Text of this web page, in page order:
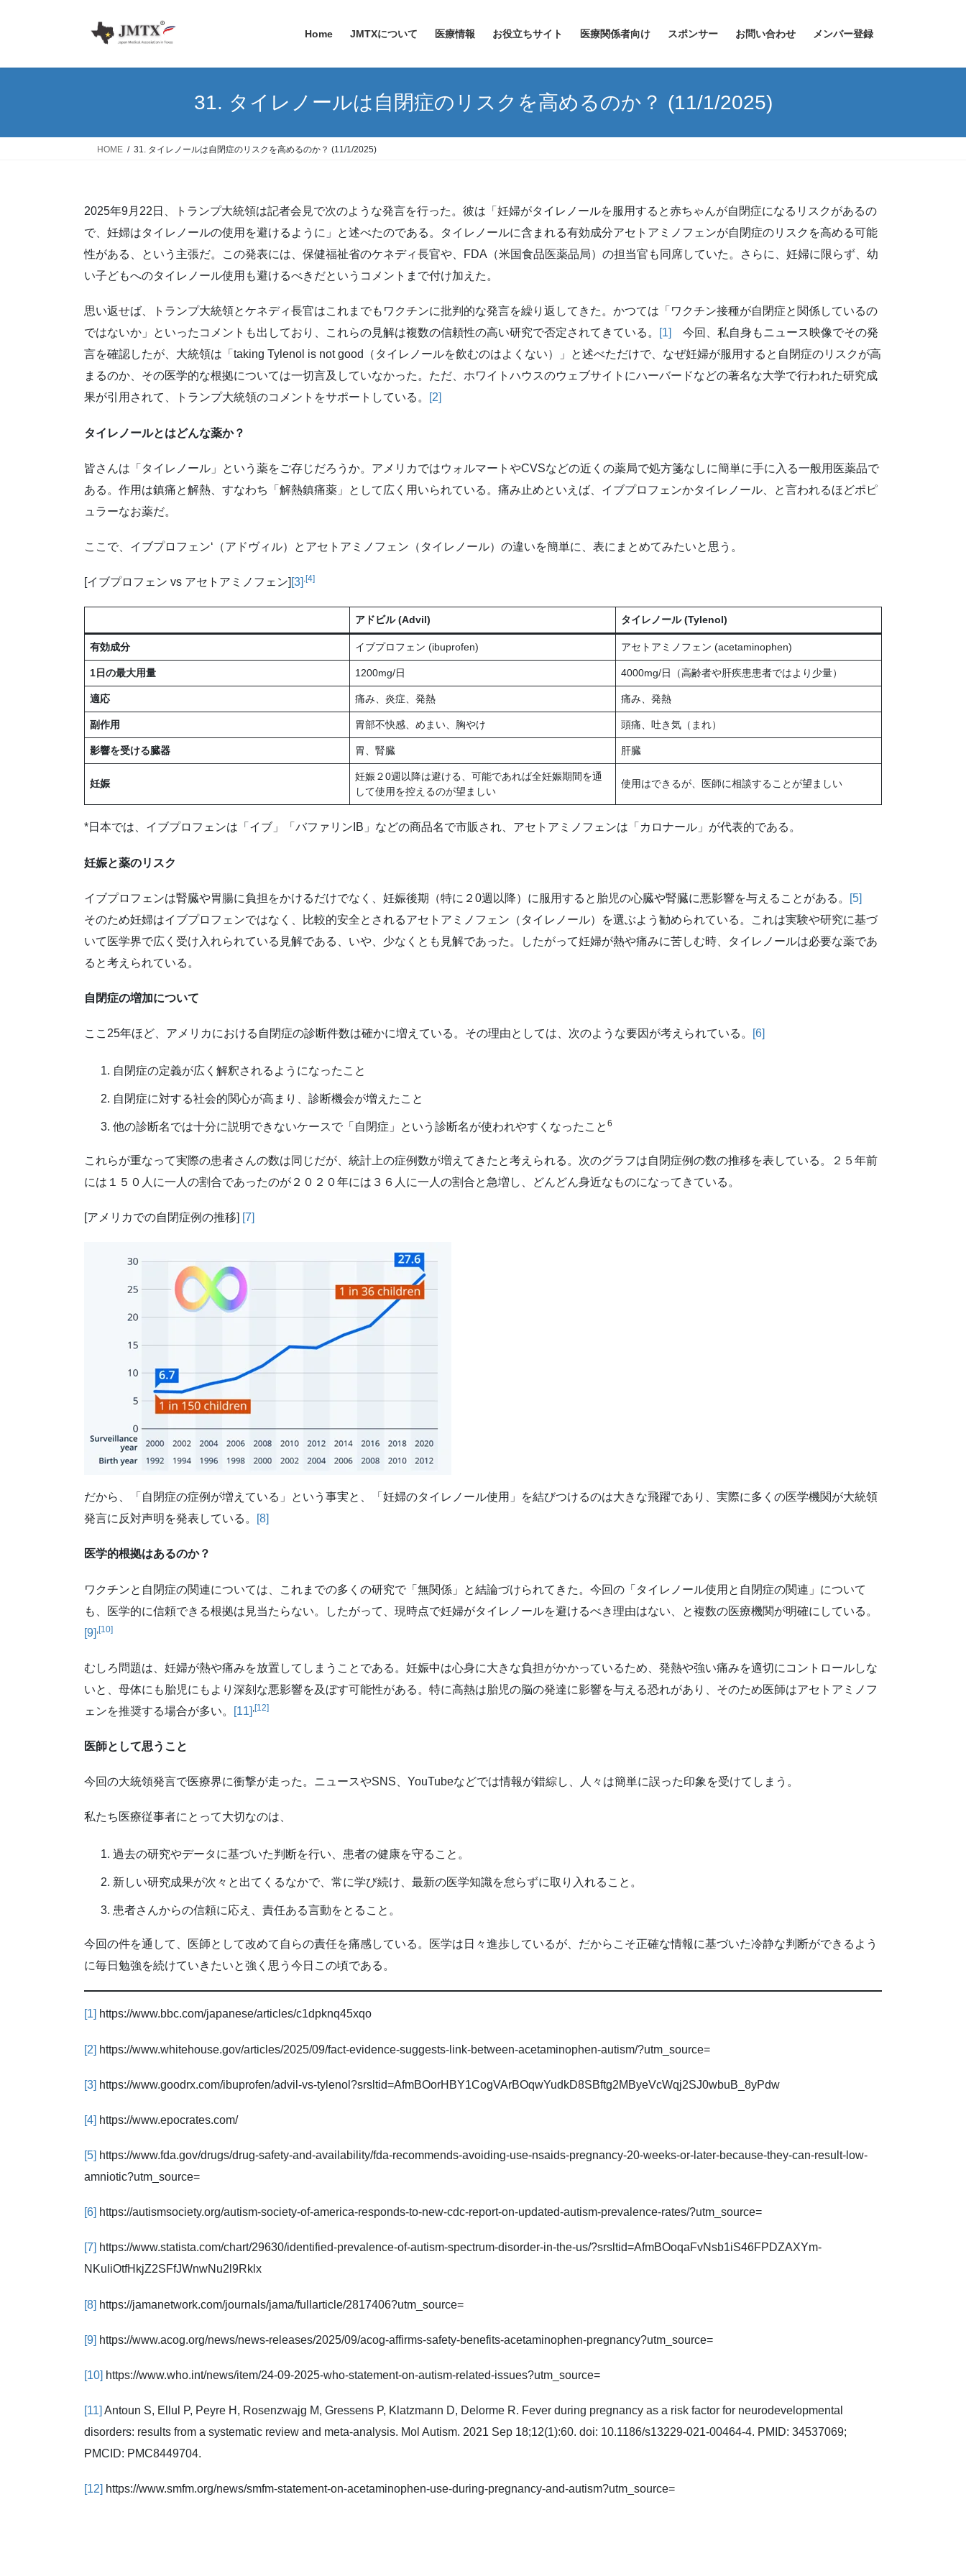
Home JMTXについて 医療情報 お役立ちサイト 医療関係者向け スポンサー お問い合わせ メンバー登録
31. タイレノールは自閉症のリスクを高めるのか？ (11/1/2025)
HOME 31. タイレノールは自閉症のリスクを高めるのか？ (11/1/2025)
2025年9月22日、トランプ大統領は記者会見で次のような発言を行った。彼は「妊婦がタイレノールを服用すると赤ちゃんが自閉症になるリスクがあるの
で、妊婦はタイレノールの使用を避けるように」と述べたのである。タイレノールに含まれる有効成分アセトアミノフェンが自閉症のリスクを高める可能
性がある、という主張だ。この発表には、保健福祉省のケネディ長官や、FDA（米国食品医薬品局）の担当官も同席していた。さらに、妊婦に限らず、幼
い子どもへのタイレノール使用も避けるべきだというコメントまで付け加えた。
思い返せば、トランプ大統領とケネディ長官はこれまでもワクチンに批判的な発言を繰り返してきた。かつては「ワクチン接種が自閉症と関係しているの
ではないか」といったコメントも出しており、これらの見解は複数の信頼性の高い研究で否定されてきている。
[1]
今回、私自身もニュース映像でその発
言を確認したが、大統領は「taking Tylenol is not good（タイレノールを飲むのはよくない）」と述べただけで、なぜ妊婦が服用すると自閉症のリスクが高
まるのか、その医学的な根拠については一切言及していなかった。ただ、ホワイトハウスのウェブサイトにハーバードなどの著名な大学で行われた研究成
果が引用されて、トランプ大統領のコメントをサポートしている。
[2]
タイレノールとはどんな薬か？
皆さんは「タイレノール」という薬をご存じだろうか。アメリカではウォルマートやCVSなどの近くの薬局で処方箋なしに簡単に手に入る一般用医薬品で
ある。作用は鎮痛と解熱、すなわち「解熱鎮痛薬」として広く用いられている。痛み止めといえば、イブプロフェンかタイレノール、と言われるほどポピ
ュラーなお薬だ。
ここで、イブプロフェン‘（アドヴィル）とアセトアミノフェン（タイレノール）の違いを簡単に、表にまとめてみたいと思う。
[イブプロフェン vs アセトアミノフェン] [3] .[4]
アドビル (Advil) タイレノール (Tylenol)
有効成分 イブプロフェン (ibuprofen) アセトアミノフェン (acetaminophen)
1日の最大用量 1200mg/日 4000mg/日（高齢者や肝疾患患者ではより少量）
適応 痛み、炎症、発熱 痛み、発熱
副作用 胃部不快感、めまい、胸やけ 頭痛、吐き気（まれ）
影響を受ける臓器 胃、腎臓 肝臓
妊娠
妊娠２0週以降は避ける、可能であれば全妊娠期間を通
して使用を控えるのが望ましい
使用はできるが、医師に相談することが望ましい
*日本では、イブプロフェンは「イブ」「バファリンIB」などの商品名で市販され、アセトアミノフェンは「カロナール」が代表的である。
妊娠と薬のリスク
イブプロフェンは腎臓や胃腸に負担をかけるだけでなく、妊娠後期（特に２0週以降）に服用すると胎児の心臓や腎臓に悪影響を与えることがある。
[5]
そのため妊婦はイブプロフェンではなく、比較的安全とされるアセトアミノフェン（タイレノール）を選ぶよう勧められている。これは実験や研究に基づ
いて医学界で広く受け入れられている見解である、いや、少なくとも見解であった。したがって妊婦が熱や痛みに苦しむ時、タイレノールは必要な薬であ
ると考えられている。
自閉症の増加について
ここ25年ほど、アメリカにおける自閉症の診断件数は確かに増えている。その理由としては、次のような要因が考えられている。 [6]
自閉症の定義が広く解釈されるようになったこと
自閉症に対する社会的関心が高まり、診断機会が増えたこと
他の診断名では十分に説明できないケースで「自閉症」という診断名が使われやすくなったこと 6
これらが重なって実際の患者さんの数は同じだが、統計上の症例数が増えてきたと考えられる。次のグラフは自閉症例の数の推移を表している。２５年前
には１５０人に一人の割合であったのが２０２０年には３６人に一人の割合と急増し、どんどん身近なものになってきている。
[アメリカでの自閉症例の推移] [7]
だから、「自閉症の症例が増えている」という事実と、「妊婦のタイレノール使用」を結びつけるのは大きな飛躍であり、実際に多くの医学機関が大統領
発言に反対声明を発表している。
[8]
医学的根拠はあるのか？
ワクチンと自閉症の関連については、これまでの多くの研究で「無関係」と結論づけられてきた。今回の「タイレノール使用と自閉症の関連」について
も、医学的に信頼できる根拠は見当たらない。したがって、現時点で妊婦がタイレノールを避けるべき理由はない、と複数の医療機関が明確にしている。
[9] [10]
むしろ問題は、妊婦が熱や痛みを放置してしまうことである。妊娠中は心身に大きな負担がかかっているため、発熱や強い痛みを適切にコントロールしな
いと、母体にも胎児にもより深刻な悪影響を及ぼす可能性がある。特に高熱は胎児の脳の発達に影響を与える恐れがあり、そのため医師はアセトアミノフ
ェンを推奨する場合が多い。
[11] [12]
医師として思うこと
今回の大統領発言で医療界に衝撃が走った。ニュースやSNS、YouTubeなどでは情報が錯綜し、人々は簡単に誤った印象を受けてしまう。
私たち医療従事者にとって大切なのは、
過去の研究やデータに基づいた判断を行い、患者の健康を守ること。
新しい研究成果が次々と出てくるなかで、常に学び続け、最新の医学知識を怠らずに取り入れること。
患者さんからの信頼に応え、責任ある言動をとること。
今回の件を通して、医師として改めて自らの責任を痛感している。医学は日々進歩しているが、だからこそ正確な情報に基づいた冷静な判断ができるよう
に毎日勉強を続けていきたいと強く思う今日この頃である。
[1] https://www.bbc.com/japanese/articles/c1dpknq45xqo
[2] https://www.whitehouse.gov/articles/2025/09/fact-evidence-suggests-link-between-acetaminophen-autism/?utm_source=
[3] https://www.goodrx.com/ibuprofen/advil-vs-tylenol?srsltid=AfmBOorHBY1CogVArBOqwYudkD8SBftg2MByeVcWqj2SJ0wbuB_8yPdw
[4] https://www.epocrates.com/
[5] https://www.fda.gov/drugs/drug-safety-and-availability/fda-recommends-avoiding-use-nsaids-pregnancy-20-weeks-or-later-because-they-can-result-low-
amniotic?utm_source=
[6] https://autismsociety.org/autism-society-of-america-responds-to-new-cdc-report-on-updated-autism-prevalence-rates/?utm_source=
[7] https://www.statista.com/chart/29630/identified-prevalence-of-autism-spectrum-disorder-in-the-us/?srsltid=AfmBOoqaFvNsb1iS46FPDZAXYm-
NKuliOtfHkjZ2SFfJWnwNu2l9Rklx
[8] https://jamanetwork.com/journals/jama/fullarticle/2817406?utm_source=
[9] https://www.acog.org/news/news-releases/2025/09/acog-affirms-safety-benefits-acetaminophen-pregnancy?utm_source=
[10] https://www.who.int/news/item/24-09-2025-who-statement-on-autism-related-issues?utm_source=
[11] Antoun S, Ellul P, Peyre H, Rosenzwajg M, Gressens P, Klatzmann D, Delorme R. Fever during pregnancy as a risk factor for neurodevelopmental
disorders: results from a systematic review and meta-analysis. Mol Autism. 2021 Sep 18;12(1):60. doi: 10.1186/s13229-021-00464-4. PMID: 34537069;
PMCID: PMC8449704.
[12] https://www.smfm.org/news/smfm-statement-on-acetaminophen-use-during-pregnancy-and-autism?utm_source=